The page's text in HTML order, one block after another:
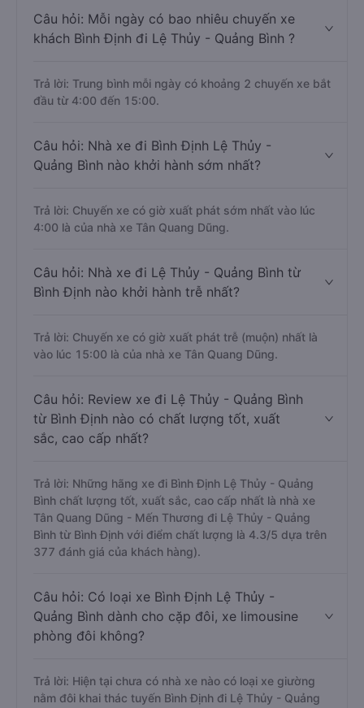
Câu hỏi: Mỗi ngày có bao nhiêu chuyến xe
khách Bình Định đi Lệ Thủy - Quảng Bình ?
Trả lời: Trung bình mỗi ngày có khoảng 2 chuyến xe bắt
đầu từ 4:00 đến 15:00.
Câu hỏi: Nhà xe đi Bình Định Lệ Thủy -
Quảng Bình nào khởi hành sớm nhất?
Trả lời: Chuyến xe có giờ xuất phát sớm nhất vào lúc
4:00 là của nhà xe Tân Quang Dũng.
Câu hỏi: Nhà xe đi Lệ Thủy - Quảng Bình từ
Bình Định nào khởi hành trễ nhất?
Trả lời: Chuyến xe có giờ xuất phát trễ (muộn) nhất là
vào lúc 15:00 là của nhà xe Tân Quang Dũng.
Câu hỏi: Review xe đi Lệ Thủy - Quảng Bình
từ Bình Định nào có chất lượng tốt, xuất
sắc, cao cấp nhất?
Trả lời: Những hãng xe đi Bình Định Lệ Thủy - Quảng
Bình chất lượng tốt, xuất sắc, cao cấp nhất là nhà xe
Tân Quang Dũng - Mến Thương đi Lệ Thủy - Quảng
Bình từ Bình Định với điểm chất lượng là 4.3/5 dựa trên
377 đánh giá của khách hàng).
Câu hỏi: Có loại xe Bình Định Lệ Thủy -
Quảng Bình dành cho cặp đôi, xe limousine
phòng đôi không?
Trả lời: Hiện tại chưa có nhà xe nào có loại xe giường
nằm đôi khai thác tuyến Bình Định đi Lệ Thủy - Quảng